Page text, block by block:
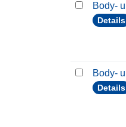
Body-
Details
Body-
Details